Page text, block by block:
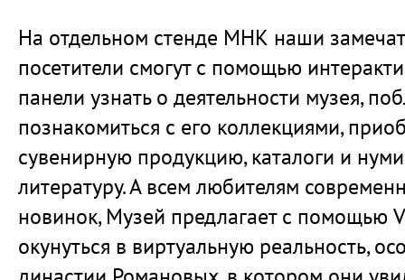
На отдельном стенде МНК наши
посетители смогут с помощью
панели узнать о деятельности музея,
познакомиться с его коллекциями,
сувенирную продукцию, каталоги и
литературу. А всем любителям
новинок, Музей предлагает с помощью
окунуться в виртуальную реальность,